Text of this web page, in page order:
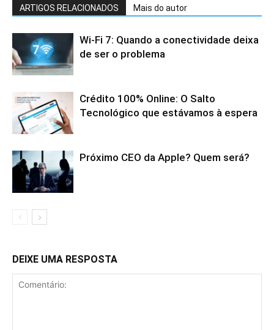
ARTIGOS RELACIONADOS Mais do autor
Wi-Fi 7: Quando a conectividade deixa
de ser o problema
Crédito 100% Online: O Salto
Tecnológico que estávamos à espera
Próximo CEO da Apple? Quem será?
DEIXE UMA RESPOSTA